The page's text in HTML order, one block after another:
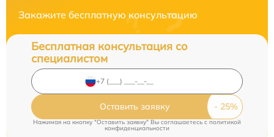
Закажите бесплатную консультацию
Бесплатная консультация со
специалистом
Оставить заявку
Нажимая на кнопку "Оставить заявку" Вы соглашаетесь cполитикой
конфиденциальности